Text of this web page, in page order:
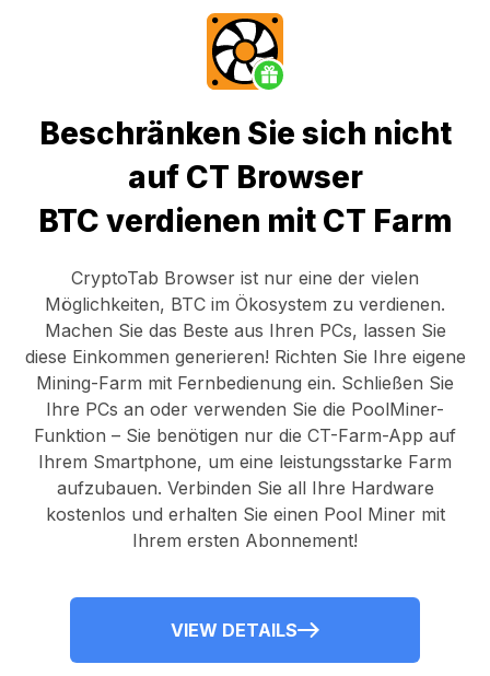
Beschränken Sie sich nicht
auf CT Browser
BTC verdienen mit CT Farm
CryptoTab Browser ist nur eine der vielen
Möglichkeiten, BTC im Ökosystem zu verdienen.
Machen Sie das Beste aus Ihren PCs, lassen Sie
diese Einkommen generieren! Richten Sie Ihre eigene
Mining-Farm mit Fernbedienung ein. Schließen Sie
Ihre PCs an oder verwenden Sie die PoolMiner-
Funktion – Sie benötigen nur die CT-Farm-App auf
Ihrem Smartphone, um eine leistungsstarke Farm
aufzubauen. Verbinden Sie all Ihre Hardware
kostenlos und erhalten Sie einen Pool Minermit
Ihrem ersten Abonnement!
VIEW DETAILS